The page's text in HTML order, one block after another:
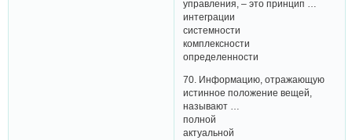
управления, – это принцип …
интеграции
системности
комплексности
определенности
70. Информацию, отражающую
истинное положение вещей,
называют …
полной
актуальной